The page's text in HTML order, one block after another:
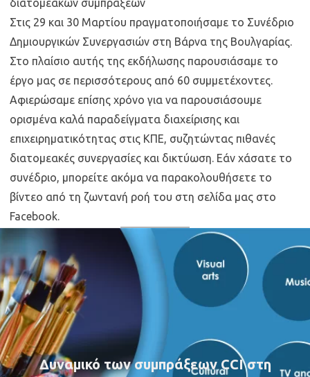
διατομεακών συμπράξεων
Στις 29 και 30 Μαρτίου πραγματοποιήσαμε το Συνέδριο
Δημιουργικών Συνεργασιών στη Βάρνα της Βουλγαρίας.
Στο πλαίσιο αυτής της εκδήλωσης παρουσιάσαμε το
έργο μας σε περισσότερους από 60 συμμετέχοντες.
Αφιερώσαμε επίσης χρόνο για να παρουσιάσουμε
ορισμένα καλά παραδείγματα διαχείρισης και
επιχειρηματικότητας στις ΚΠΕ, συζητώντας πιθανές
διατομεακές συνεργασίες και δικτύωση. Εάν χάσατε το
συνέδριο, μπορείτε ακόμα να παρακολουθήσετε το
βίντεο από τη ζωντανή ροή του στη σελίδα μας στο
Facebook.
Δυναμικό των συμπράξεων CCI στη